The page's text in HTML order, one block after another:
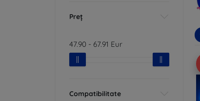
Preț
47.90 - 67.91 Eur
Compatibilitate